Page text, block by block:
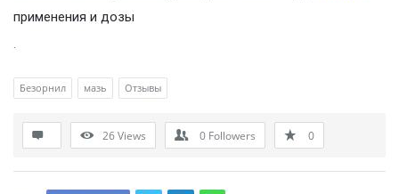
применения и дозы
.
Безорнил мазь Отзывы
26Views 0 Followers 0